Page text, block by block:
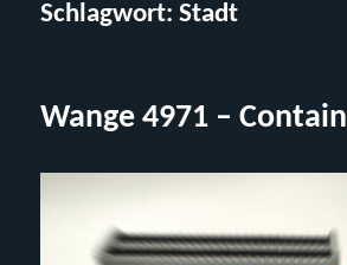
Schlagwort:Stadt
Wange 4971 –